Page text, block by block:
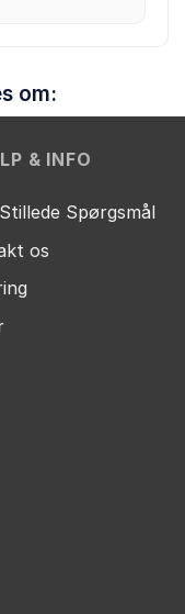
om:
& INFO
Spørgsmål
os